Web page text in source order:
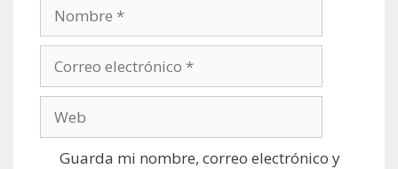
electrónico
Guarda mi nombre, correo electrónico y